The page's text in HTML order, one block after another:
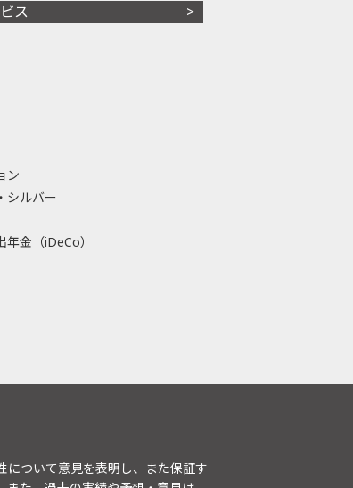
ス
ン
シルバー
金（iDeCo）
ついて意見を表明し、また保証す